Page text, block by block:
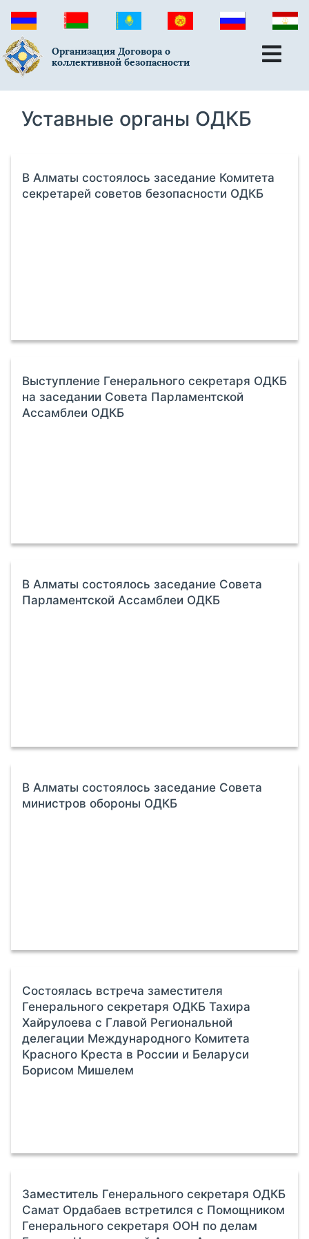
Организация Договора о
коллективной безопасности
Уставные органы ОДКБ
В Алматы состоялось заседание Комитета
секретарей советов безопасности ОДКБ
Выступление Генерального секретаря ОДКБ
на заседании Совета Парламентской
Ассамблеи ОДКБ
В Алматы состоялось заседание Совета
Парламентской Ассамблеи ОДКБ
В Алматы состоялось заседание Совета
министров обороны ОДКБ
Состоялась встреча заместителя
Генерального секретаря ОДКБ Тахира
Хайрулоева с Главой Региональной
делегации Международного Комитета
Красного Креста в России и Беларуси
Борисом Мишелем
Заместитель Генерального секретаря ОДКБ
Самат Ордабаев встретился с Помощником
Генерального секретаря ООН по делам